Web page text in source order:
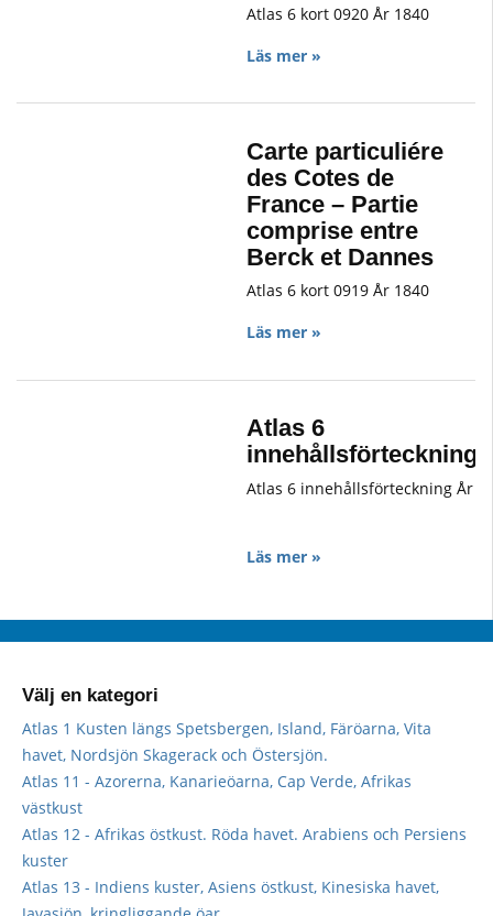
Atlas 6 kort 0920 År 1840
Läs mer »
Carte particuliére
des Cotes de
France – Partie
comprise entre
Berck et Dannes
Atlas 6 kort 0919 År 1840
Läs mer »
Atlas 6
innehållsförteckning
Atlas 6 innehållsförteckning År
Läs mer »
Välj en kategori
Atlas 1 Kusten längs Spetsbergen, Island, Färöarna, Vita
havet, Nordsjön Skagerack och Östersjön.
Atlas 11 - Azorerna, Kanarieöarna, Cap Verde, Afrikas
västkust
Atlas 12 - Afrikas östkust. Röda havet. Arabiens och Persiens
kuster
Atlas 13 - Indiens kuster, Asiens östkust, Kinesiska havet,